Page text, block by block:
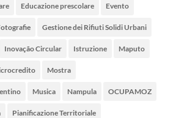
Educazione prescolare Evento
Gestione dei Rifiuti Solidi Urbani
Inovação Circular Istruzione Maputo
Mostra
Musica Nampula OCUPAMOZ
Pianificazione Territoriale